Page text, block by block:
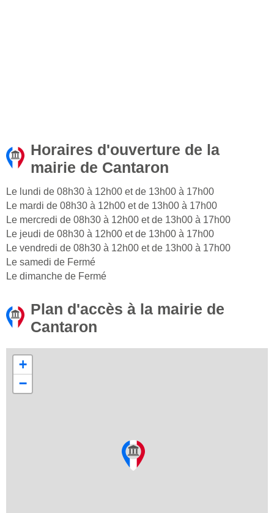
Horaires d'ouverture de la
mairie de Cantaron
Le lundi de 08h30 à 12h00 et de 13h00 à 17h00
Le mardi de 08h30 à 12h00 et de 13h00 à 17h00
Le mercredi de 08h30 à 12h00 et de 13h00 à 17h00
Le jeudi de 08h30 à 12h00 et de 13h00 à 17h00
Le vendredi de 08h30 à 12h00 et de 13h00 à 17h00
Le samedi de Fermé
Le dimanche de Fermé
Plan d'accès à la mairie de
Cantaron
+
−